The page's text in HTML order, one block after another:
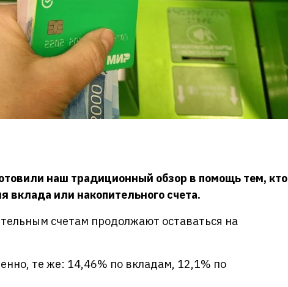
наш традиционный обзор в помощь тем, кто
вклада или накопительного счета.
счетам продолжают оставаться на
те же: 14,46% по вкладам, 12,1% по